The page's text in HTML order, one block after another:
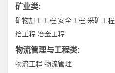
矿业类:
矿物加工工程 安全工程 采矿工程
绘工程 冶金工程
物流管理与工程类:
物流工程 物流管理